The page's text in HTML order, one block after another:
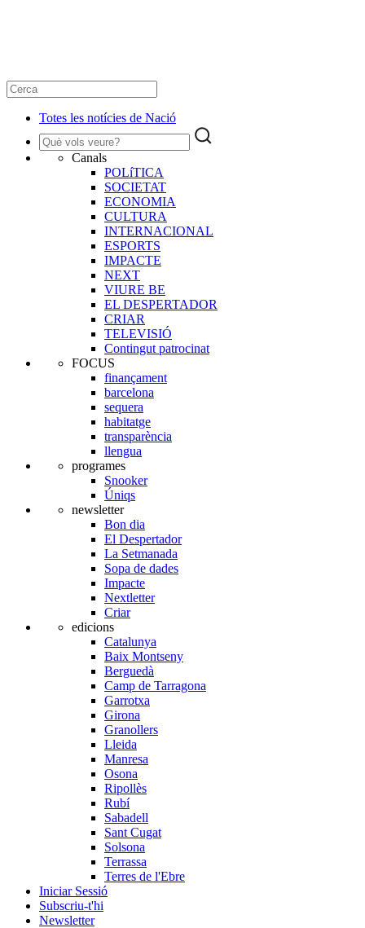
Totes les notícies de Nació
Canals
POLíTICA
SOCIETAT
ECONOMIA
CULTURA
INTERNACIONAL
ESPORTS
IMPACTE
NEXT
VIURE BE
EL DESPERTADOR
CRIAR
TELEVISIÓ
Contingut patrocinat
FOCUS
finançament
barcelona
sequera
habitatge
transparència
llengua
programes
Snooker
Úniqs
newsletter
Bon dia
El Despertador
La Setmanada
Sopa de dades
Impacte
Nextletter
Criar
edicions
Catalunya
Baix Montseny
Berguedà
Camp de Tarragona
Garrotxa
Girona
Granollers
Lleida
Manresa
Osona
Ripollès
Rubí
Sabadell
Sant Cugat
Solsona
Terrassa
Terres de l'Ebre
Iniciar Sessió
Subscriu-t'hi
Newsletter